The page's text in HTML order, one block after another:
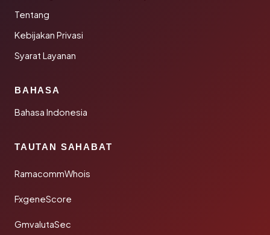
Tentang
Kebijakan Privasi
Syarat Layanan
BAHASA
Bahasa Indonesia
TAUTAN SAHABAT
RamacommWhois
FxgeneScore
GmvalutaSec